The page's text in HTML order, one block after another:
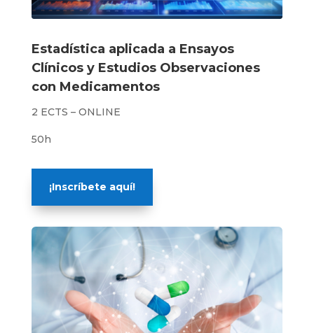
Estadística aplicada a Ensayos
Clínicos y Estudios Observaciones
con Medicamentos
2 ECTS – ONLINE
50h
¡Inscríbete aquí!